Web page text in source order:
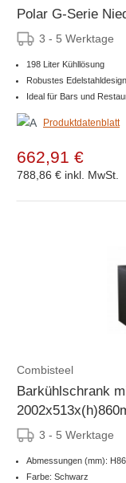
Polar G-Serie
3 - 5 Werktage
198 Liter Kühllösung
Robustes Edelstahldesign
Ideal für Bars und
Produktdatenblatt
662,91 €
788,86 € inkl. MwSt.
Combisteel
Barkühlschrank
3 - 5 Werktage
Abmessungen (mm):
Farbe: Schwarz